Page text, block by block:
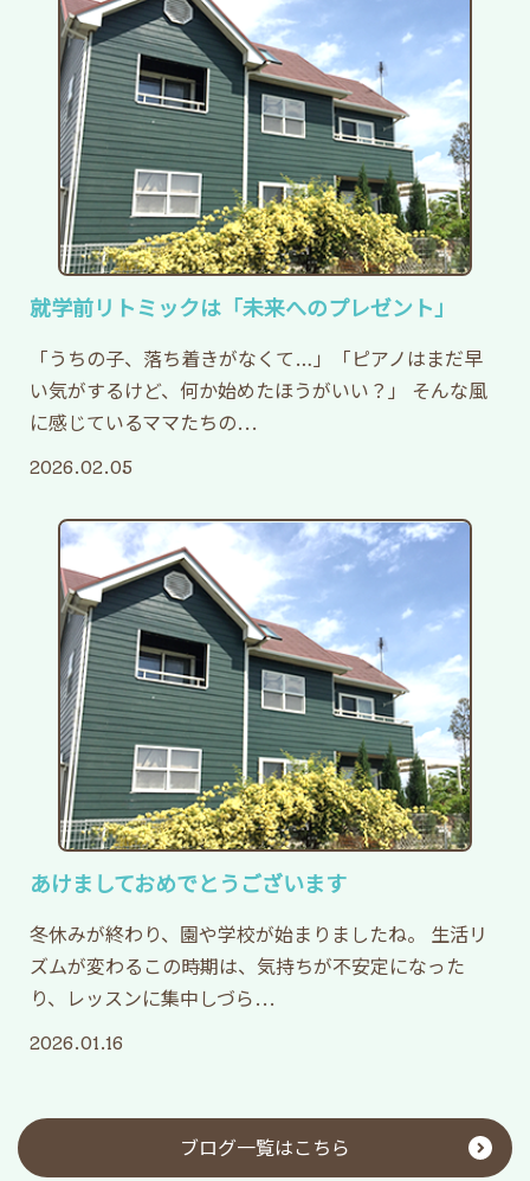
本年度もどうぞよろしくお願いいたします。
2026.03.19 3月…年度末を迎えました
3月…年度末を迎えました。
この1年、子どもたちはそれぞれのペースでたくさんの成長を見せ
「できない」から「やってみる」へ。
その小さな一歩の積み重ねが、
大きな自信につながっています。
2026.03.04
【春のリトミック生徒募集
キャンペーン】
3/1〜4/30まで
・認定教室へ通っている生徒さんのご紹介で入会されると、入会
・生徒さんが入会時にInstagramアカウント「こどものためのリ
2026.03.04
【2026/4月 募集クラ
ス〜】
♬ベビー(生後6ヶ月くらいから)
♬step1（1歳児親子）
・金曜日10時〜11時
♬step2(2歳児親子リトミック)
♬step3（年少さん）
・火曜日15時15分〜16時15分
就学前リトミックは「未来へのプレゼント」
「うちの子、落ち着きがなくて…」「ピアノはまだ早
い気がするけど、何か始めたほうがいい？」 そんな風
に感じているママたちの...
2026.02.05
あけましておめでとうございます
冬休みが終わり、園や学校が始まりましたね。 生活リ
ズムが変わるこの時期は、気持ちが不安定になった
り、レッスンに集中しづら...
2026.01.16
ブログ一覧はこちら